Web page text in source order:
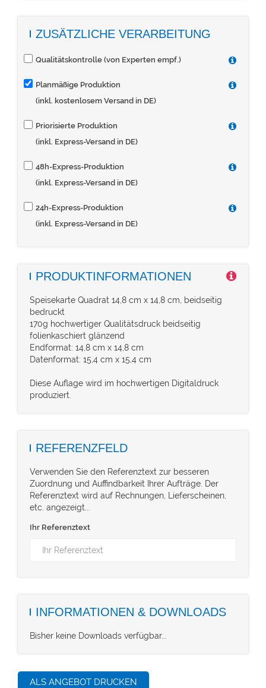
ZUSÄTZLICHE VERARBEITUNG
Qualitätskontrolle (von Experten empf.)
Planmäßige Produktion
(inkl. kostenlosem Versand in DE)
Priorisierte Produktion
(inkl. Express-Versand in DE)
48h-Express-Produktion
(inkl. Express-Versand in DE)
24h-Express-Produktion
(inkl. Express-Versand in DE)
PRODUKTINFORMATIONEN
Speisekarte Quadrat 14,8 cm x 14,8 cm, beidseitig
bedruckt
170g hochwertiger Qualitätsdruck beidseitig
folienkaschiert glänzend
Endformat: 14,8 cm x 14,8 cm
Datenformat: 15,4 cm x 15,4 cm
Diese Auflage wird im hochwertigen Digitaldruck
produziert.
REFERENZFELD
Verwenden Sie den Referenztext zur besseren
Zuordnung und Auffindbarkeit Ihrer Aufträge. Der
Referenztext wird auf Rechnungen, Lieferscheinen,
etc. angezeigt...
Ihr Referenztext
INFORMATIONEN & DOWNLOADS
Bisher keine Downloads verfügbar...
ALS ANGEBOT DRUCKEN